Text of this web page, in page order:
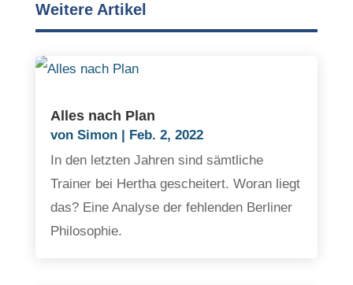
Weitere Artikel
Alles nach Plan
von Simon| Feb. 2, 2022
In den letzten Jahren sind sämtliche
Trainer bei Hertha gescheitert. Woran liegt
das? Eine Analyse der fehlenden Berliner
Philosophie.